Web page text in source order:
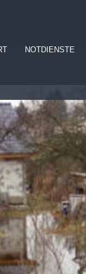
NOTDIENSTE